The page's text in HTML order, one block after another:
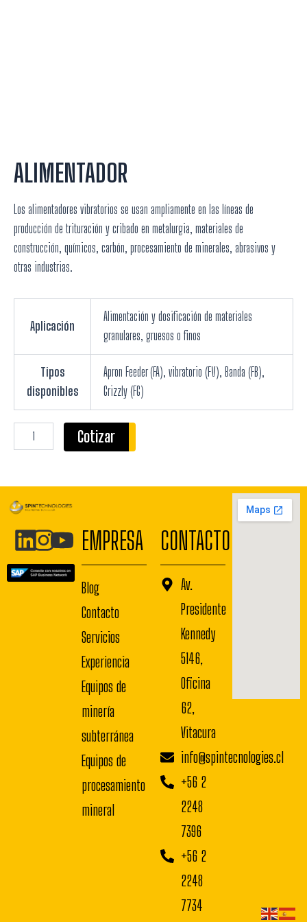
ALIMENTADOR
Los alimentadores vibratorios se usan ampliamente en las líneas de
producción de trituración y cribado en metalurgia, materiales de
construcción, químicos, carbón, procesamiento de minerales, abrasivos y
otras industrias.
Aplicación
Alimentación y dosificación de materiales
granulares, gruesos o finos
Tipos
disponibles
Apron Feeder (FA), vibratorio (FV), Banda (FB),
Grizzly (FG)
Cotizar
EMPRESA
Blog
Contacto
Servicios
Experiencia
Equipos de
minería
subterránea
Equipos de
procesamiento
mineral
CONTACTO
Av.
Presidente
Kennedy
5146,
Oficina
62,
Vitacura
info@spintecnologies.cl
+56 2
2248
7396
+56 2
2248
7734